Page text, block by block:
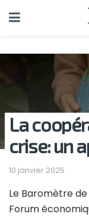
La
crise: un
10 janvier 2025
Le Baromètre
Forum